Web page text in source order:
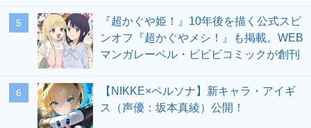
5
『超かぐや姫！』10年後を描く公式スピ
ンオフ『超かぐやメシ！』も掲載。WEB
マンガレーベル・ビビビコミックが創刊
6
【NIKKE×ペルソナ】新キャラ・アイギ
ス（声優：坂本真綾）公開！